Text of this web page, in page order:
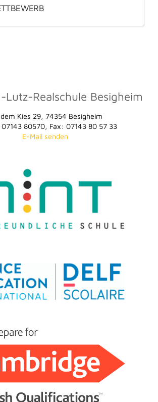
Lutz-Realschule Besigheim
Kies 29, 74354 Besigheim
07143 80570, Fax: 07143 80 57 33
E-Mail senden